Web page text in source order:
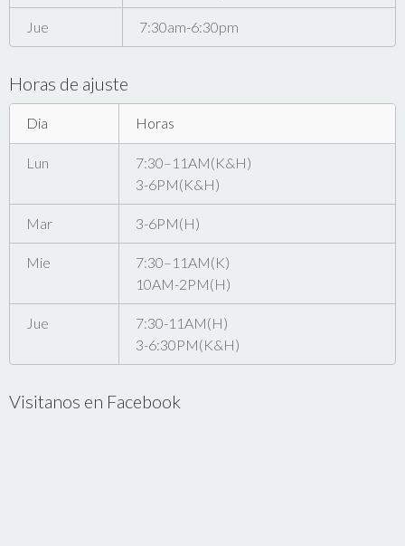
Jue 7:30am-6:30pm
Horas de ajuste
Dia Horas
Lun
7:30–11AM(K&H)
3-6PM(K&H)
Mar 3-6PM(H)
Mie
7:30–11AM(K)
10AM-2PM(H)
Jue
7:30-11AM(H)
3-6:30PM(K&H)
Visitanos en Facebook